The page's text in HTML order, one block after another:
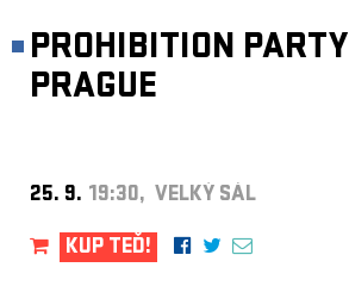
PROHIBITION PARTY
PRAGUE
25. 9. 19:30, VELKÝ SÁL
KUP TEĎ!